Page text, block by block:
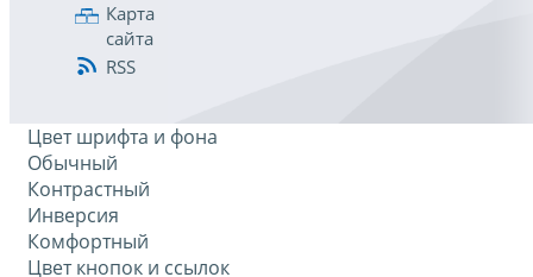
Карта
сайта
RSS
Цвет шрифта и фона
Обычный
Контрастный
Инверсия
Комфортный
Цвет кнопок и ссылок